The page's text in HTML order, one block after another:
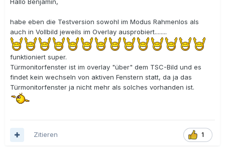
Hallo Benjamin,
habe eben die Testversion sowohl im Modus Rahmenlos als
auch in Vollbild jeweils im Overlay ausprobiert........
funktioniert super.
Türmonitorfenster ist im overlay "über" dem TSC-Bild und es
findet kein wechseln von aktiven Fenstern statt, da ja das
Türmonitorfenster ja nicht mehr als solches vorhanden ist.
1
Zitieren